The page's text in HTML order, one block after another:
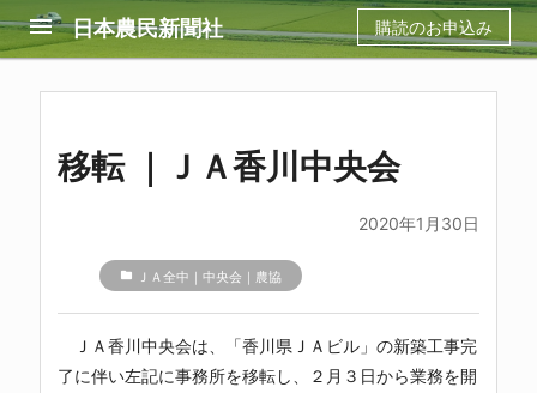
menu 日本農民新聞社 購読のお申込み
移転 ｜ＪＡ香川中央会
2020年1月30日
folder ＪＡ全中｜中央会｜農協
ＪＡ香川中央会は、「香川県ＪＡビル」の新築工事完
了に伴い左記に事務所を移転し、２月３日から業務を開